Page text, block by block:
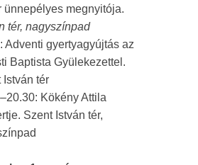
ünnepélyes megnyitója.
tér, nagyszínpad
Adventi gyertyagyújtás az
Baptista Gyülekezettel.
István tér
Kökény Attila
Szent István tér,